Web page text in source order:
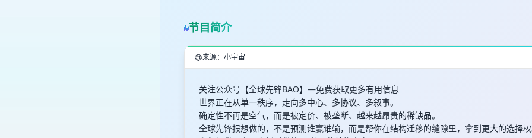
节目简介
来源：小宇宙
关注公众号【全球先锋BAO】—免费获取更多有用信息
世界正在从单一秩序，走向多中心、多协议、多叙事。
确定性不再是空气，而是被定价、被垄断、越来越昂贵的稀缺品。
全球先锋报想做的，不是预测谁赢谁输，而是帮你在结构迁移的缝隙里，拿到更大的选择